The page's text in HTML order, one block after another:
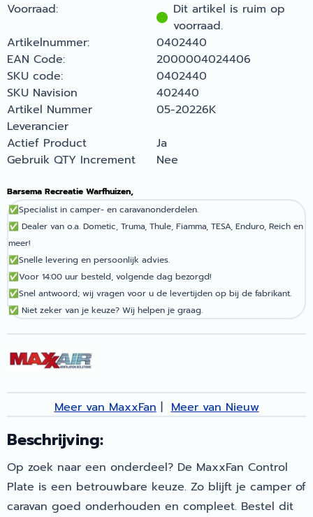
Voorraad:
Dit artikel is ruim op
voorraad.
Artikelnummer:
0402440
EAN Code:
2000004024406
SKU code:
0402440
SKU Navision
402440
Artikel Nummer
Leverancier
05-20226K
Actief Product
Ja
Gebruik QTY Increment
Nee
Barsema Recreatie Warfhuizen,
✅Specialist in camper- en caravanonderdelen.
✅ Dealer van o.a. Dometic, Truma, Thule, Fiamma, TESA, Enduro, Reich en
meer!
✅Snelle levering en persoonlijk advies.
✅Voor 14:00 uur besteld, volgende dag bezorgd!
✅Snel antwoord; wij vragen voor u de levertijden op bij de fabrikant.
✅ Niet zeker van je keuze? Wij helpen je graag.
Meer van MaxxFan|Meer van Nieuw
Beschrijving:
Op zoek naar een onderdeel? De MaxxFan Control
Plate is een betrouwbare keuze. Zo blijft je camper of
caravan goed onderhouden en compleet. Bestel dit